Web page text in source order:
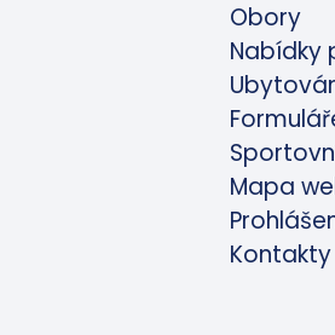
Obory
Nabídky
Mapa
Kontakty